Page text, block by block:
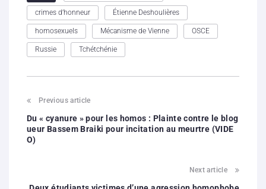
crimes d’honneur Étienne Deshoulières
homosexuels Mécanisme de Vienne OSCE
Russie Tchétchénie
Previous article
Du « cyanure » pour les homos : Plainte contre le blog
ueur Bassem Braiki pour incitation au meurtre (VIDE
O)
Next article